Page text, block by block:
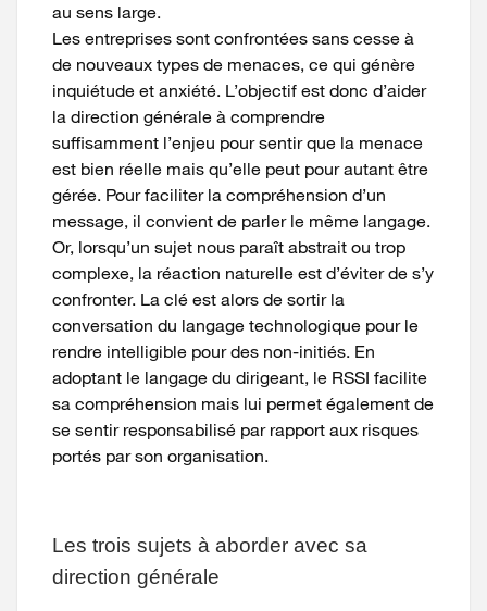
au sens large.
Les entreprises sont confrontées sans cesse à
de nouveaux types de menaces, ce qui génère
inquiétude et anxiété. L’objectif est donc d’aider
la direction générale à comprendre
suffisamment l’enjeu pour sentir que la menace
est bien réelle mais qu’elle peut pour autant être
gérée. Pour faciliter la compréhension d’un
message, il convient de parler le même langage.
Or, lorsqu’un sujet nous paraît abstrait ou trop
complexe, la réaction naturelle est d’éviter de s’y
confronter. La clé est alors de sortir la
conversation du langage technologique pour le
rendre intelligible pour des non-initiés. En
adoptant le langage du dirigeant, le RSSI facilite
sa compréhension mais lui permet également de
se sentir responsabilisé par rapport aux risques
portés par son organisation.
Les trois sujets à aborder avec sa
direction générale